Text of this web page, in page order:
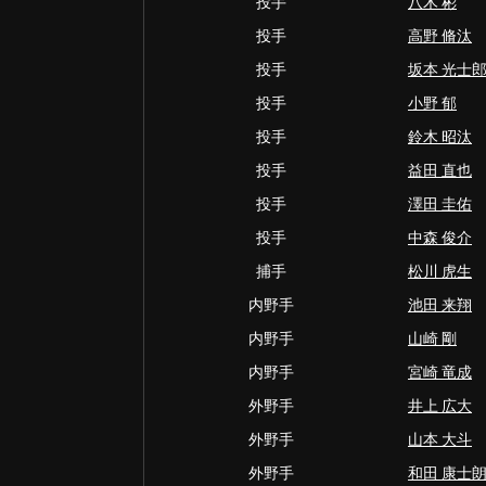
投手
高野 脩汰
投手
坂本 光士郎
投手
小野 郁
投手
鈴木 昭汰
投手
益田 直也
投手
澤田 圭佑
投手
中森 俊介
捕手
松川 虎生
内野手
池田 来翔
内野手
山崎 剛
内野手
宮崎 竜成
外野手
井上 広大
外野手
山本 大斗
外野手
和田 康士朗